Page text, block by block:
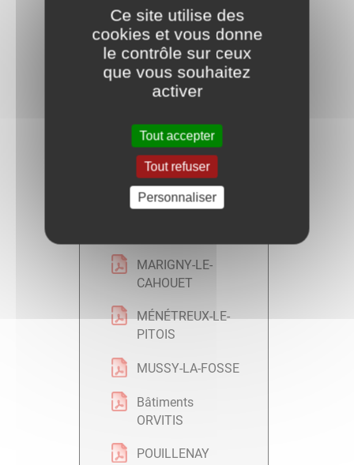
SAINTE-REINE
GRIGNON
HAUTEROCHE
MOULINS
LA-ROCHE-
VANNEAU
LA-VILLENEUVE-
MARIGNY-LE-
CAHOUET
MÉNÉTREUX-LE-
PITOIS
MUSSY-LA-FOSSE
Bâtiments
ORVITIS
POUILLENAY
Ce site utilise des
cookies et vous donne
le contrôle sur ceux
que vous souhaitez
activer
Tout accepter
Tout refuser
Personnaliser